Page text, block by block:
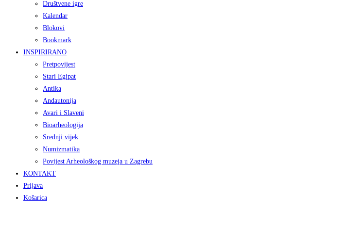
Društvene igre
Kalendar
Blokovi
Bookmark
INSPIRIRANO
Pretpovijest
Stari Egipat
Antika
Andautonija
Avari i Slaveni
Bioarheologija
Srednji vijek
Numizmatika
Povijest Arheološkog muzeja u Zagrebu
KONTAKT
Prijava
Košarica